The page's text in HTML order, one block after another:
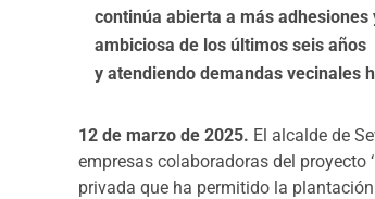
continúa abierta a más
ambiciosa de los últimos seis
y atendiendo demandas vecinales
12 de marzo de 2025. El alcalde de
empresas colaboradoras del proyecto
privada que ha permitido la